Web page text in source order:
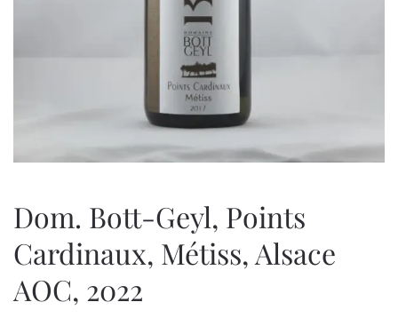
Dom. Bott-Geyl, Points
Cardinaux, Métiss, Alsace
AOC, 2022